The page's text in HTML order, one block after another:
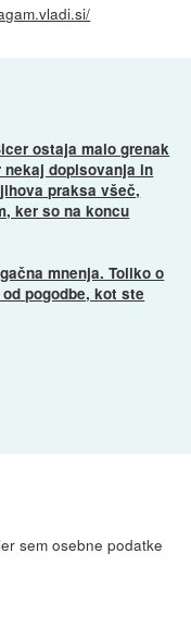
ostaja malo grenak
dopisovanja in
praksa všeč,
ker so na koncu
mnenja. Toliko o
pogodbe, kot ste
sem osebne podatke